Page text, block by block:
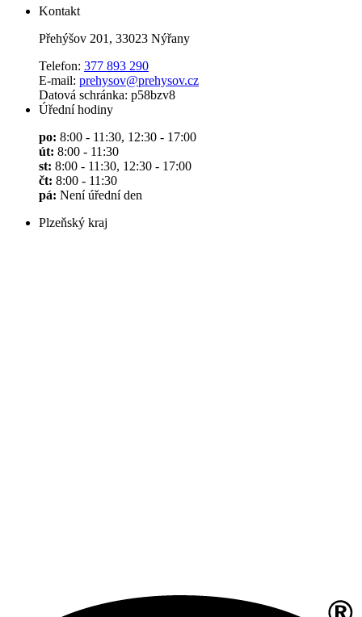
Kontakt
Přehýšov 201, 33023 Nýřany
Telefon: 377 893 290
E-mail: prehysov@prehysov.cz
Datová schránka: p58bzv8
Úřední hodiny
po: 8:00 - 11:30, 12:30 - 17:00
út: 8:00 - 11:30
st: 8:00 - 11:30, 12:30 - 17:00
čt: 8:00 - 11:30
pá: Není úřední den
Plzeňský kraj